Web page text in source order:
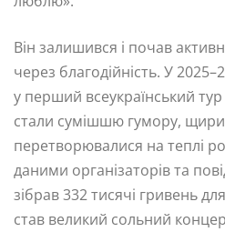
Він залишився і почав
через благодійність. У
у перший всеукраїнський
стали сумішшю гумору,
перетворювалися на теплі
даними організаторів та
зібрав 332 тисячі гривень
став великий сольний